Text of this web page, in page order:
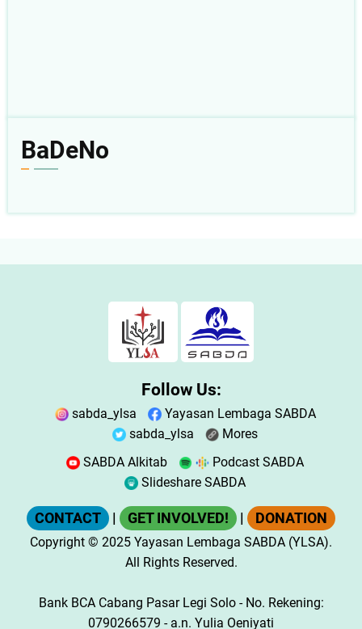
BaDeNo
Baca|Dengar|Nonton
< Kemarin|Besok >
BaDeNo.sabda.org
Follow Us:
sabda_ylsa
Yayasan Lembaga SABDA
sabda_ylsa
SABDA Alkitab
Podcast SABDA
Slideshare SABDA